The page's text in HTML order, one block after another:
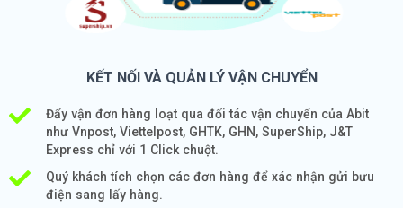
KẾT NỐI VÀ QUẢN LÝ VẬN CHUYỂN
Đẩy vận đơn hàng loạt qua đối tác vận chuyển của Abit
như Vnpost, Viettelpost, GHTK, GHN, SuperShip, J&T
Express chỉ với 1 Click chuột.
Quý khách tích chọn các đơn hàng để xác nhận gửi bưu
điện sang lấy hàng.